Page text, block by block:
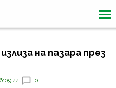
на пазара през
0